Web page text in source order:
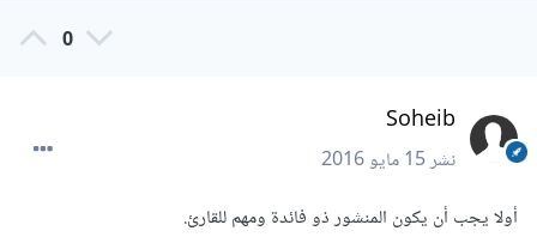
0
Soheib
نشر15 مايو 2016
أولا يجب أن يكون المنشور ذو فائدة ومهم للقارئ.